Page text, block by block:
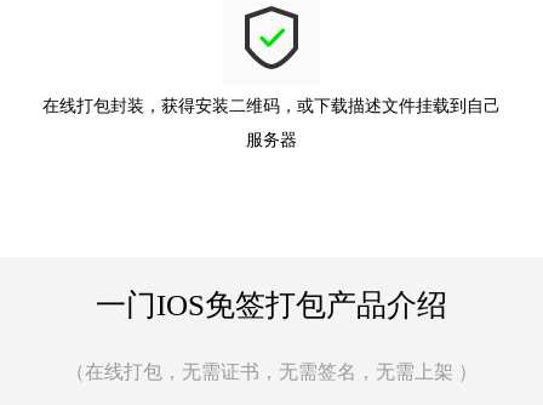
在线打包封装，获得安装二维码，或下载描述文件挂载到自己
服务器
一门IOS免签打包产品介绍
（在线打包，无需证书，无需签名，无需上架 ）